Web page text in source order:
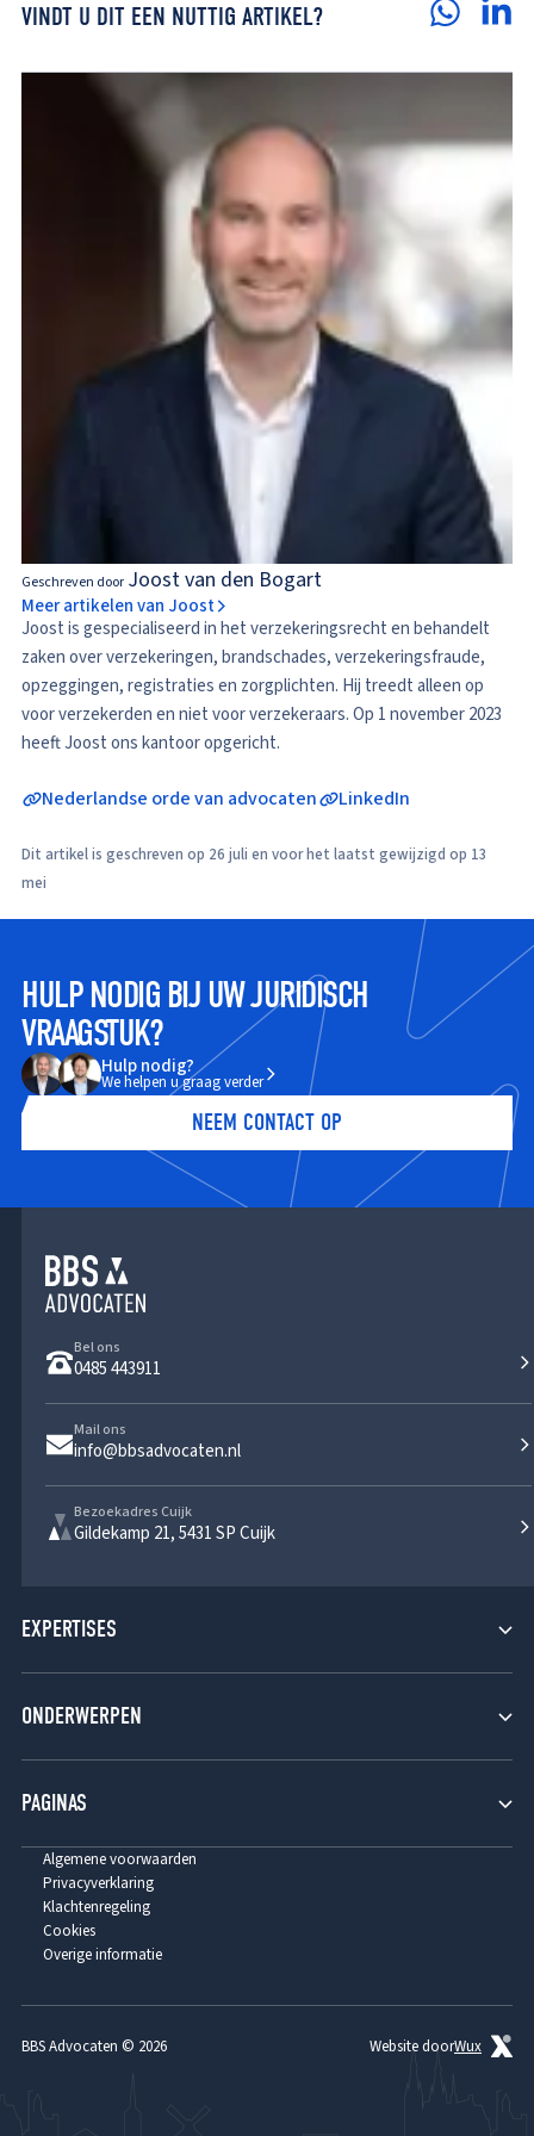
VINDT U DIT EEN NUTTIG ARTIKEL?
Geschreven door Joost van den Bogart
Meer artikelen van Joost
Joost is gespecialiseerd in het verzekeringsrecht en behandelt
zaken over verzekeringen, brandschades, verzekeringsfraude,
opzeggingen, registraties en zorgplichten. Hij treedt alleen op
voor verzekerden en niet voor verzekeraars. Op 1 november 2023
heeft Joost ons kantoor opgericht.
Nederlandse orde van advocaten LinkedIn
Dit artikel is geschreven op 26 juli en voor het laatst gewijzigd op 13
mei
HULP NODIG BIJ UW JURIDISCH
VRAAGSTUK?
Hulp nodig?
We helpen u graag verder
NEEM CONTACT OP
Bel ons
0485 443911
Mail ons
info@bbsadvocaten.nl
Bezoekadres Cuijk
Gildekamp 21, 5431 SP Cuijk
EXPERTISES
Aansprakelijkheidsrecht
Contractenrecht
ONDERWERPEN
Brand
Opzet en eigen schuld
Clausules
Beredding
PAGINAS
Home
Tarieven
Over ons
Algemene voorwaarden
Privacyverklaring
Klachtenregeling
Cookies
Overige informatie
BBS Advocaten © 2026 Website doorWux